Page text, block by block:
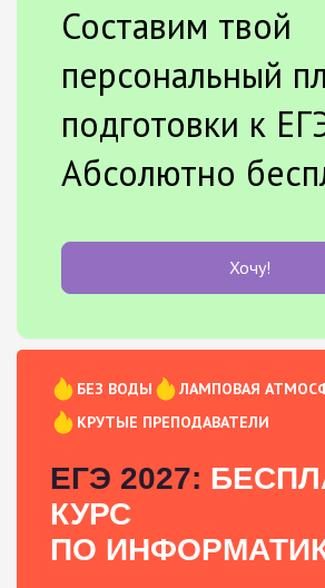
Составим твой
персональный
подготовки к
Абсолютно
Хочу!
БЕЗ ВОДЫ
ЛАМПОВАЯ
КРУТЫЕ ПРЕПОДАВАТЕЛИ
ЕГЭ 2027:
КУРС
ПО